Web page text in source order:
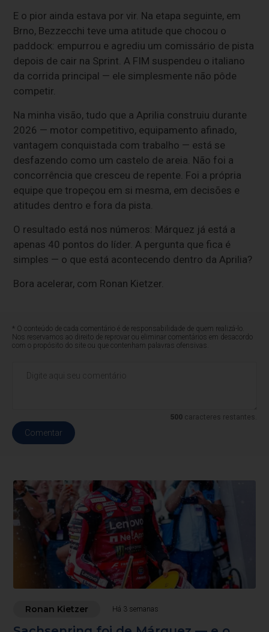
E o pior ainda estava por vir. Na etapa seguinte, em
Brno, Bezzecchi teve uma atitude que chocou o
paddock: empurrou e agrediu um comissário de pista
depois de cair na Sprint. A FIM suspendeu o italiano
da corrida principal — ele simplesmente não pôde
competir.
Na minha visão, tudo que a Aprilia construiu durante
2026 — motor competitivo, equipamento afinado,
vantagem conquistada com trabalho — está se
desfazendo como um castelo de areia. Não foi a
concorrência que cresceu de repente. Foi a própria
equipe que tropeçou em si mesma, em decisões e
atitudes dentro e fora da pista.
O resultado está nos números: Márquez já está a
apenas 40 pontos do líder. A pergunta que fica é
simples — o que está acontecendo dentro da Aprilia?
Bora acelerar, com Ronan Kietzer.
* O conteúdo de cada comentário é de responsabilidade de quem realizá-lo.
Nos reservamos ao direito de reprovar ou eliminar comentários em desacordo
com o propósito do site ou que contenham palavras ofensivas.
500caracteres restantes.
Comentar
Ronan Kietzer Há 3 semanas